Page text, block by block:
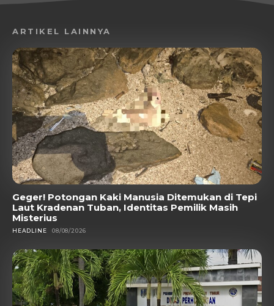
ARTIKEL LAINNYA
Geger! Potongan Kaki Manusia Ditemukan di Tepi
Laut Kradenan Tuban, Identitas Pemilik Masih
Misterius
HEADLINE 08/08/2026